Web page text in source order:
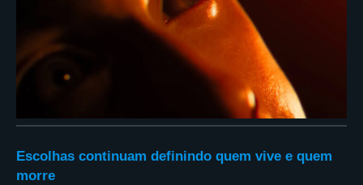
Escolhas continuam definindo quem vive e quem
morre